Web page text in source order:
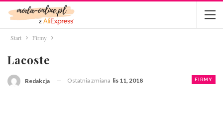
Start Firmy
Lacoste
FIRMY
Redakcja Ostatnia zmiana lis 11, 2018